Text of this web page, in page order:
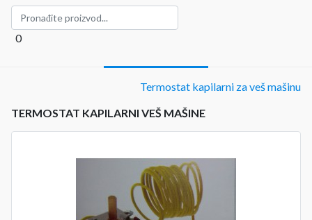
0
Termostat kapilarni za veš mašinu
TERMOSTAT KAPILARNI VEŠ MAŠINE